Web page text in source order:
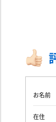
お名前
在住